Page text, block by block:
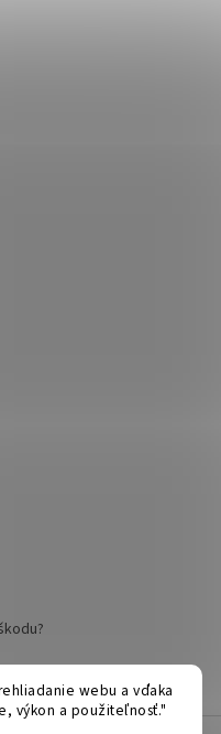
webu a vďaka
výkon a použiteľnosť."